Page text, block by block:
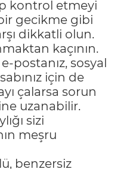
kontrol etmeyi
gecikme gibi
dikkatli olun.
kaçının.
postanız, sosyal
için de
çalarsa sorun
uzanabilir.
sizi
meşru
benzersiz